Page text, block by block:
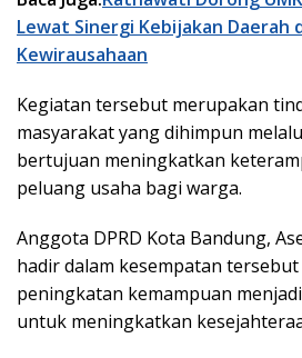
Lewat Sinergi Kebijakan Daerah
Kewirausahaan
Kegiatan tersebut merupakan
masyarakat yang dihimpun
bertujuan meningkatkan
peluang usaha bagi warga.
Anggota DPRD Kota Bandung,
hadir dalam kesempatan
peningkatan kemampuan
untuk meningkatkan